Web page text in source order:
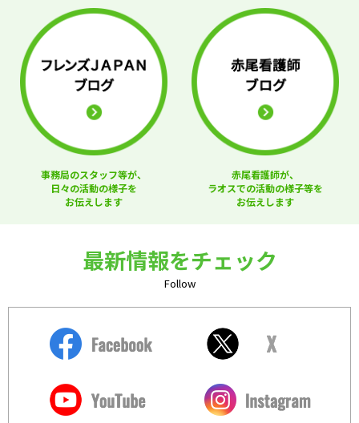
事務局のスタッフ等が、
日々の活動の様子を
お伝えします
赤尾看護師が、
ラオスでの活動の様子等を
お伝えします
最新情報をチェック
Follow